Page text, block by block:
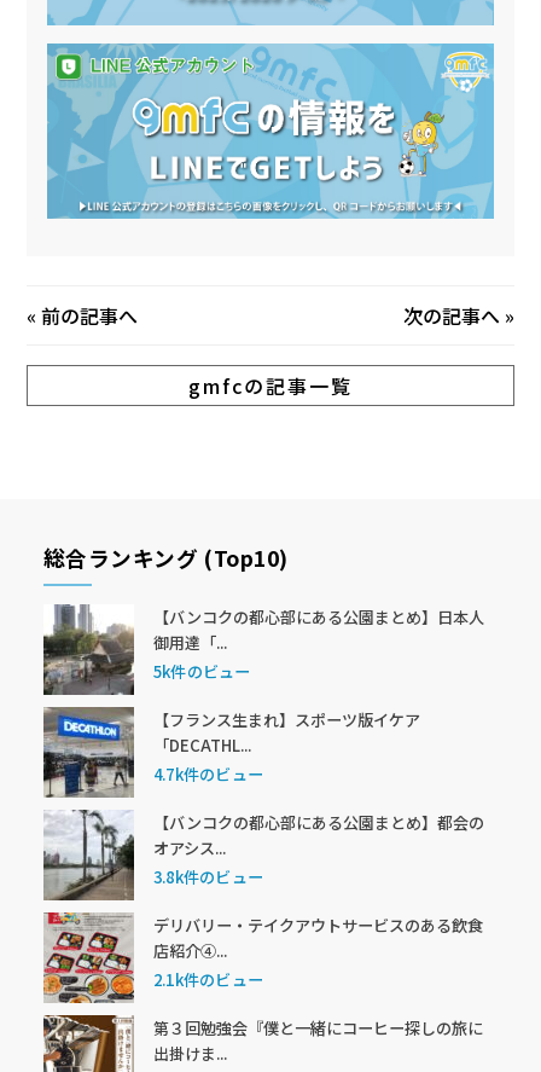
«前の記事へ 次の記事へ »
gmfcの記事一覧
総合ランキング (Top10)
【バンコクの都心部にある公園まとめ】日本人
御用達「...
5k件のビュー
【フランス生まれ】スポーツ版イケア
「DECATHL...
4.7k件のビュー
【バンコクの都心部にある公園まとめ】都会の
オアシス...
3.8k件のビュー
デリバリー・テイクアウトサービスのある飲食
店紹介④...
2.1k件のビュー
第３回勉強会『僕と一緒にコーヒー探しの旅に
出掛けま...